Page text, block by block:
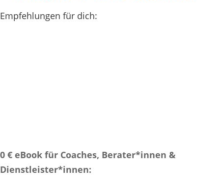
Empfehlungen für dich:
0 € eBook für Coaches, Berater*innen &
Dienstleister*innen: